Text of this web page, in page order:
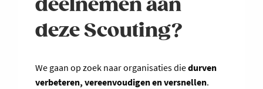
deelnemen aan
deze Scouting?
We gaan op zoek naar organisaties diedurven
verbeteren, vereenvoudigen en versnellen.